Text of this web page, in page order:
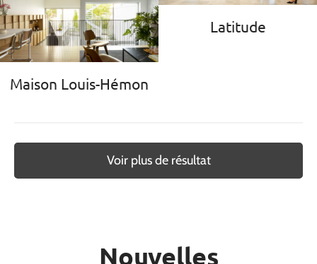
Maison Louis-Hémon
Latitude
Voir plus de résultat
Nouvelles